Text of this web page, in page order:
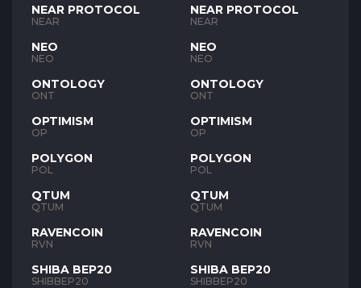
NEAR PROTOCOL
NEAR
NEO
NEO
ONTOLOGY
ONT
OPTIMISM
OP
POLYGON
POL
QTUM
QTUM
RAVENCOIN
RVN
SHIBA BEP20
SHIBBEP20
NEAR PROTOCOL
NEAR
NEO
NEO
ONTOLOGY
ONT
OPTIMISM
OP
POLYGON
POL
QTUM
QTUM
RAVENCOIN
RVN
SHIBA BEP20
SHIBBEP20